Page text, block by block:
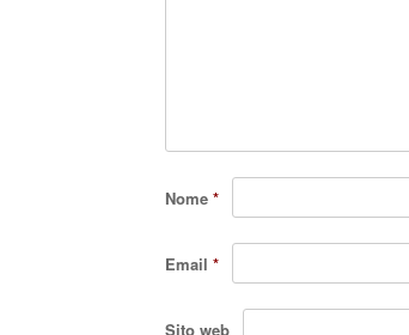
Nome *
Email *
Sito web